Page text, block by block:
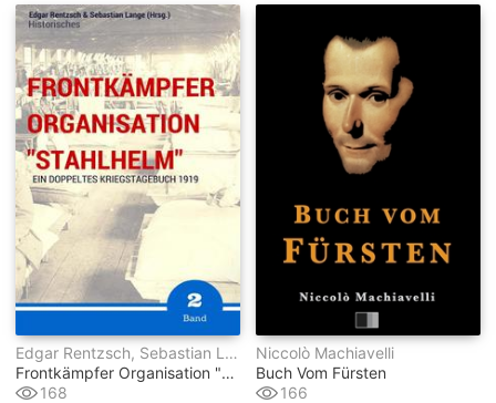
Edgar Rentzsch, Sebastian Lange (hrsg.)
Frontkämpfer Organisation "stahlhelm" - Band 2
168
Niccolò Machiavelli
Buch Vom Fürsten
166